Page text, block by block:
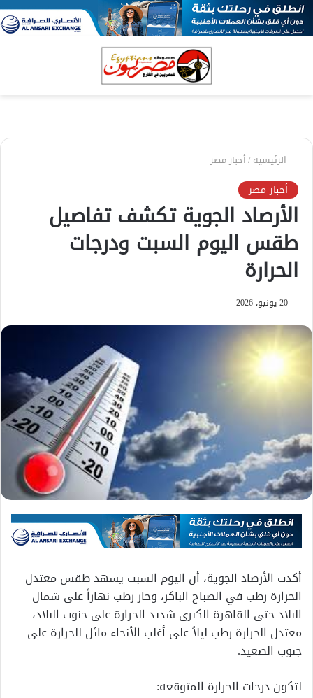
الرئيسية/أخبار مصر
أخبار مصر
الأرصاد الجوية تكشف تفاصيل
طقس اليوم السبت ودرجات
الحرارة
20 يونيو، 2026
أكدت الأرصاد الجوية، أن اليوم السبت يسهد طقس معتدل
الحرارة رطب في الصباح الباكر، وحار رطب نهاراً على شمال
البلاد حتى القاهرة الكبرى شديد الحرارة على جنوب البلاد،
معتدل الحرارة رطب ليلاً على أغلب الأنحاء مائل للحرارة على
جنوب الصعيد.
لتكون درجات الحرارة المتوقعة: